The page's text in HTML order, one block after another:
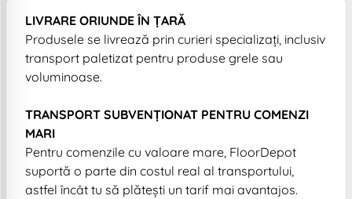
LIVRARE ORIUNDE ÎN ȚARĂ
Produsele se livrează prin curieri specializați, inclusiv
transport paletizat pentru produse grele sau
voluminoase.
TRANSPORT SUBVENȚIONAT PENTRU COMENZI
MARI
Pentru comenzile cu valoare mare, FloorDepot
suportă o parte din costul real al transportului,
astfel încât tu să plătești un tarif mai avantajos.